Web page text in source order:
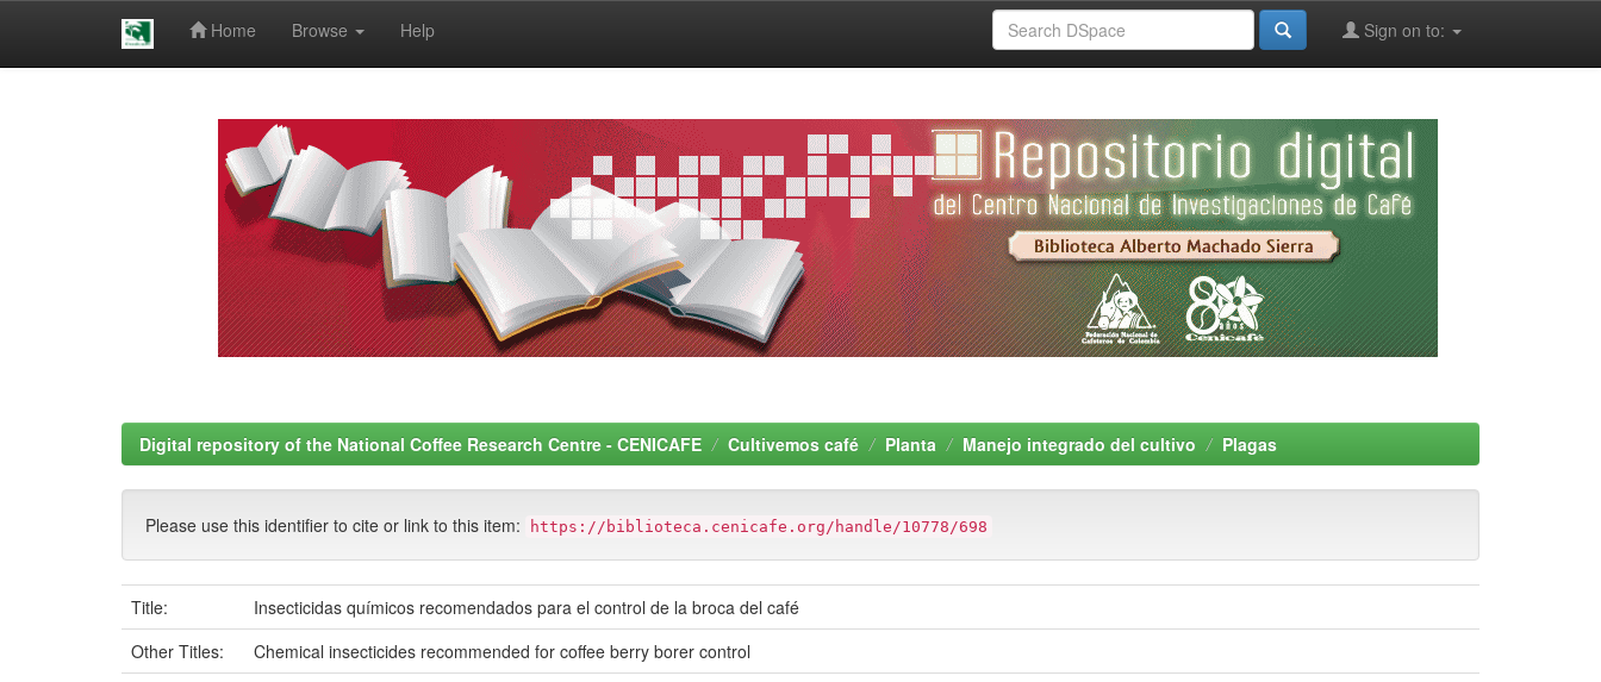
Home Browse Help Sign on to:
Digital repository of the National Coffee Research Centre - CENICAFE Cultivemos café Planta Manejo integrado del cultivo Plagas
Please use this identifier to cite or link to this item: https://biblioteca.cenicafe.org/handle/10778/698
Title:
Insecticidas químicos recomendados para el control de la broca del café
Other Titles:
Chemical insecticides recommended for coffee berry borer control